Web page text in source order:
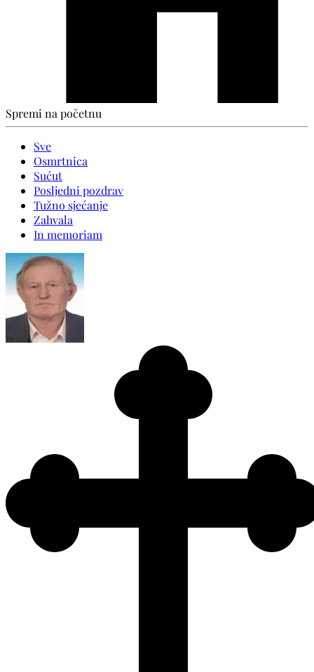
Spremi na početnu
Sve
Osmrtnica
Sućut
Posljedni pozdrav
Tužno sjećanje
Zahvala
In memoriam